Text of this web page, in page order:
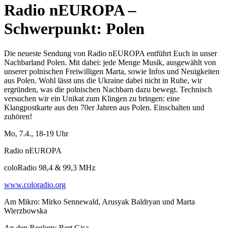
Radio nEUROPA –
Schwerpunkt: Polen
Die neueste Sendung von Radio nEUROPA entführt Euch in unser
Nachbarland Polen. Mit dabei: jede Menge Musik, ausgewählt von
unserer polnischen Freiwilligen Marta, sowie Infos und Neuigkeiten
aus Polen. Wohl lässt uns die Ukraine dabei nicht in Ruhe, wir
ergründen, was die polnischen Nachbarn dazu bewegt. Technisch
versuchen wir ein Unikat zum Klingen zu bringen: eine
Klangpostkarte aus den 70er Jahren aus Polen. Einschalten und
zuhören!
Mo, 7.4., 18-19 Uhr
Radio nEUROPA
coloRadio 98,4 & 99,3 MHz
www.coloradio.org
Am Mikro: Mirko Sennewald, Arusyak Baldryan und Marta
Wierzbowska